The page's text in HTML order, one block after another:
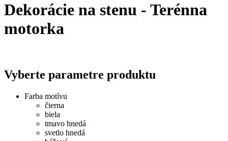
Dekorácie na stenu - Terénna
motorka
Vyberte parametre produktu
Farba motívu
čierna
biela
tmavo hnedá
svetlo hnedá